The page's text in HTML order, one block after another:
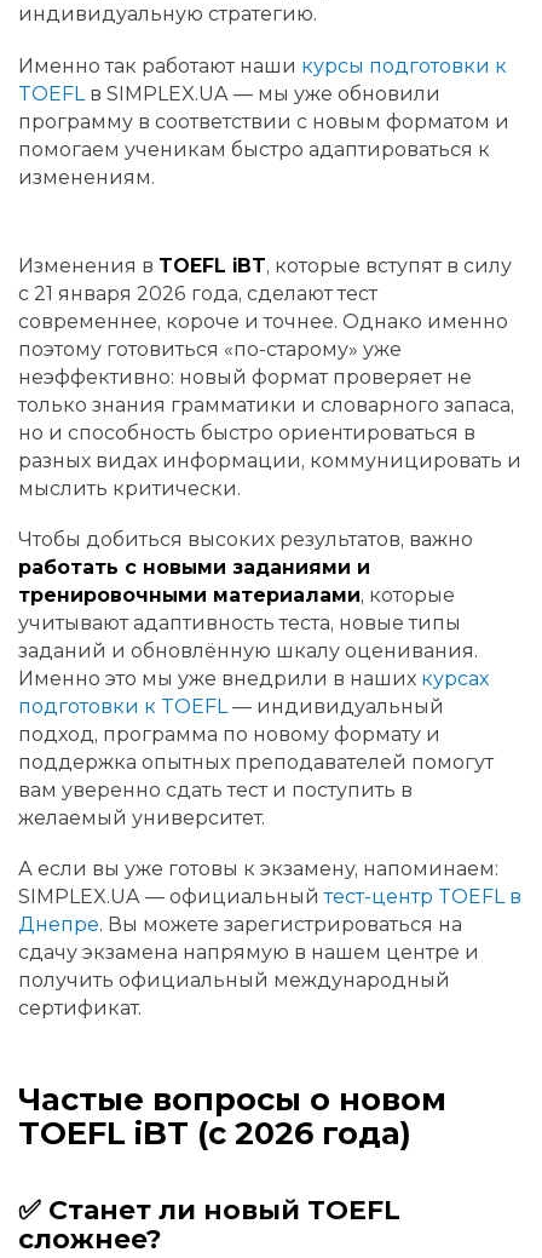
индивидуальную стратегию.
Именно так работают наши курсы подготовки к
TOEFL в SIMPLEX.UA — мы уже обновили
программу в соответствии с новым форматом и
помогаем ученикам быстро адаптироваться к
изменениям.
Изменения в TOEFL iBT, которые вступят в силу
с 21 января 2026 года, сделают тест
современнее, короче и точнее. Однако именно
поэтому готовиться «по-старому» уже
неэффективно: новый формат проверяет не
только знания грамматики и словарного запаса,
но и способность быстро ориентироваться в
разных видах информации, коммуницировать и
мыслить критически.
Чтобы добиться высоких результатов, важно
работать с новыми заданиями и
тренировочными материалами, которые
учитывают адаптивность теста, новые типы
заданий и обновлённую шкалу оценивания.
Именно это мы уже внедрили в наших курсах
подготовки к TOEFL— индивидуальный
подход, программа по новому формату и
поддержка опытных преподавателей помогут
вам уверенно сдать тест и поступить в
желаемый университет.
А если вы уже готовы к экзамену, напоминаем:
SIMPLEX.UA — официальныйтест-центр TOEFL в
Днепре. Вы можете зарегистрироваться на
сдачу экзамена напрямую в нашем центре и
получить официальный международный
сертификат.
Частые вопросы о новом
TOEFL iBT (с 2026 года)
✅ Станет ли новый TOEFL
сложнее?